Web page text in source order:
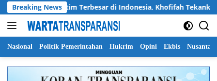
Langsung
ke
konten
Breaking News
Pramuka Jatim Terbesar di Indonesia, Khofifah Tekankan
Nasional Politik Pemerintahan Hukrim Opini Ekbis Nusantara